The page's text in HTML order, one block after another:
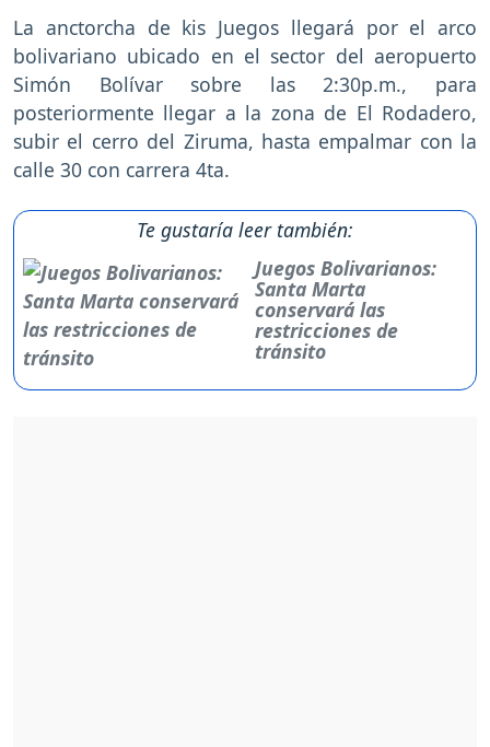
La anctorcha de kis Juegos llegará por el arco
bolivariano ubicado en el sector del aeropuerto
Simón Bolívar sobre las 2:30p.m., para
posteriormente llegar a la zona de El Rodadero,
subir el cerro del Ziruma, hasta empalmar con la
calle 30 con carrera 4ta.
Te gustaría leer también:
Juegos Bolivarianos:
Santa Marta
conservará las
restricciones de
tránsito